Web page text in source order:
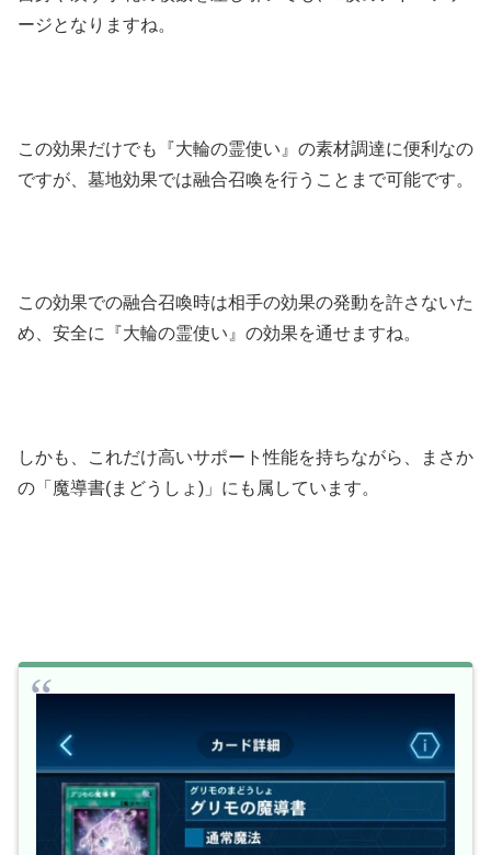
ージとなりますね。
この効果だけでも『大輪の霊使い』の素材調達に便利なの
ですが、墓地効果では融合召喚を行うことまで可能です。
この効果での融合召喚時は相手の効果の発動を許さないた
め、安全に『大輪の霊使い』の効果を通せますね。
しかも、これだけ高いサポート性能を持ちながら、まさか
の「魔導書(まどうしょ)」にも属しています。